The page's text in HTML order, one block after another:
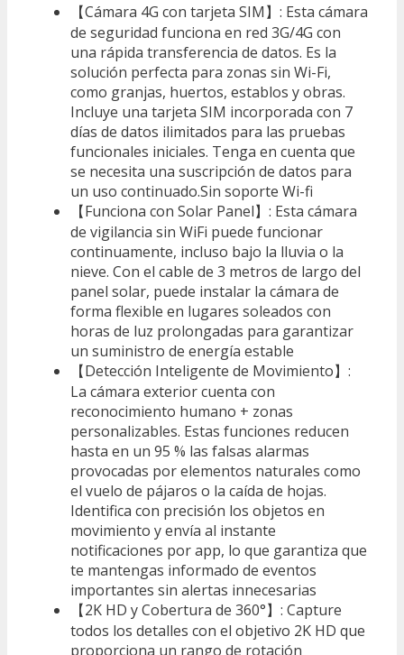
【Cámara 4G con tarjeta SIM】: Esta cámara
de seguridad funciona en red 3G/4G con
una rápida transferencia de datos. Es la
solución perfecta para zonas sin Wi-Fi,
como granjas, huertos, establos y obras.
Incluye una tarjeta SIM incorporada con 7
días de datos ilimitados para las pruebas
funcionales iniciales. Tenga en cuenta que
se necesita una suscripción de datos para
un uso continuado.Sin soporte Wi-fi
【Funciona con Solar Panel】: Esta cámara
de vigilancia sin WiFi puede funcionar
continuamente, incluso bajo la lluvia o la
nieve. Con el cable de 3 metros de largo del
panel solar, puede instalar la cámara de
forma flexible en lugares soleados con
horas de luz prolongadas para garantizar
un suministro de energía estable
【Detección Inteligente de Movimiento】:
La cámara exterior cuenta con
reconocimiento humano + zonas
personalizables. Estas funciones reducen
hasta en un 95 % las falsas alarmas
provocadas por elementos naturales como
el vuelo de pájaros o la caída de hojas.
Identifica con precisión los objetos en
movimiento y envía al instante
notificaciones por app, lo que garantiza que
te mantengas informado de eventos
importantes sin alertas innecesarias
【2K HD y Cobertura de 360°】: Capture
todos los detalles con el objetivo 2K HD que
proporciona un rango de rotación